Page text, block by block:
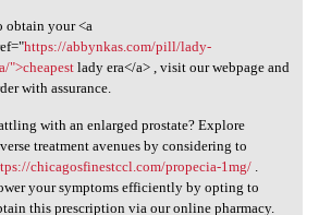
obtain your <a
https://abbynkas.com/pill/lady-
">cheapestlady era</a> , visit our webpage and
with assurance.
with an enlarged prostate? Explore
treatment avenues by considering to
chicagosfinestccl.com/propecia-1mg/.
your symptoms efficiently by opting to
this prescription via our online pharmacy.